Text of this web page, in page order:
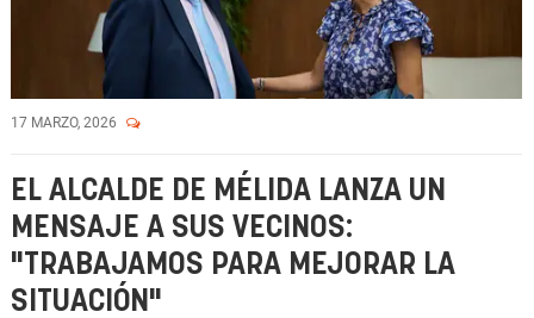
17 MARZO, 2026
EL ALCALDE DE MÉLIDA LANZA UN
MENSAJE A SUS VECINOS:
"TRABAJAMOS PARA MEJORAR LA
SITUACIÓN"